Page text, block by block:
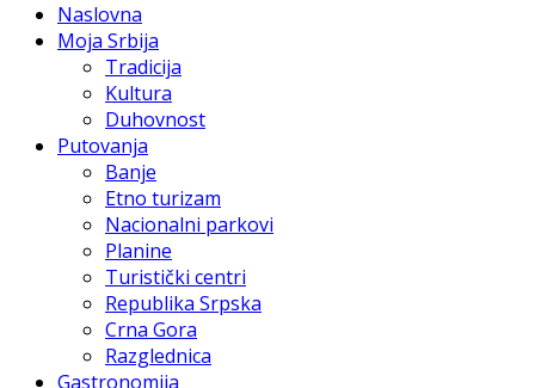
Naslovna
Moja Srbija
Tradicija
Kultura
Duhovnost
Putovanja
Banje
Etno turizam
Nacionalni parkovi
Planine
Turistički centri
Republika Srpska
Crna Gora
Razglednica
Gastronomija